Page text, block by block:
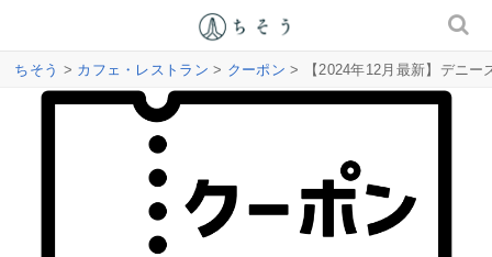
ちそう > カフェ・レストラン > クーポン > 【2024年12月最新】デニー